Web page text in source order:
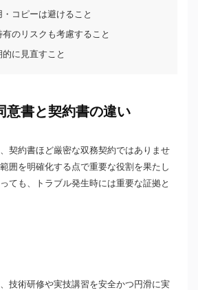
コピーは避けること
のリスクも考慮すること
に見直すこと
意書と契約書の違い
契約書ほど厳密な双務契約ではありませ
囲を明確化する点で重要な役割を果たし
ても、トラブル発生時には重要な証拠と
技術研修や実技講習を安全かつ円滑に実